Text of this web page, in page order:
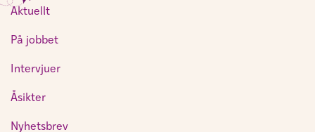
Aktuellt
På jobbet
Intervjuer
Åsikter
Nyhetsbrev